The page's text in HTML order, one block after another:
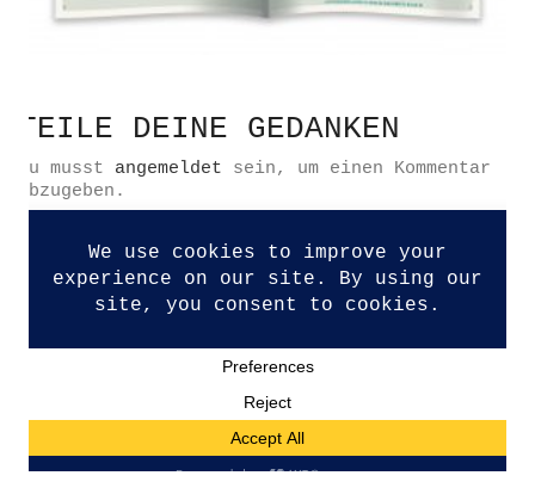
TEILE DEINE GEDANKEN
Du musst angemeldet sein, um einen Kommentar
abzugeben.
Impressum
Kontakt
© Copyright 2026. All Rights Reserved.